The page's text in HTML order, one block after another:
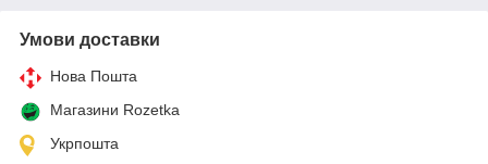
Умови доставки
Нова Пошта
Магазини Rozetka
Укрпошта